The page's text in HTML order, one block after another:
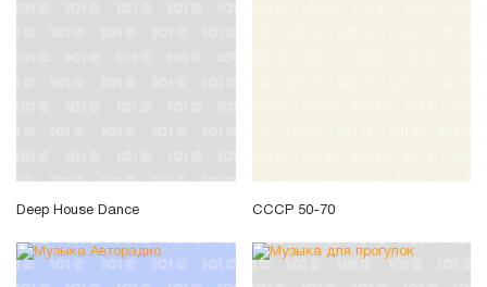
Deep House Dance СССР 50-70